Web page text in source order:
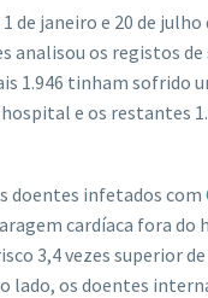
de janeiro e 20 de
analisou os registos de
1.946 tinham sofrido
e os restantes
doentes infetados com
cardíaca fora do
3,4 vezes superior
lado, os doentes